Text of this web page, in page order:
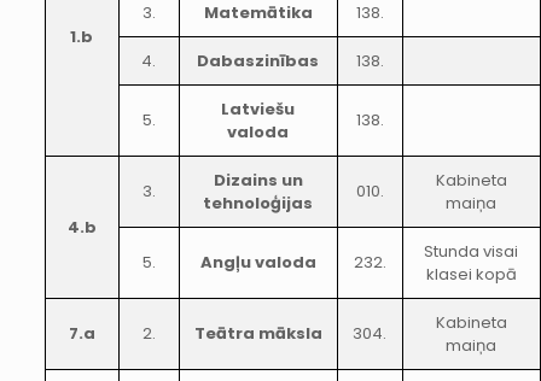
1.b
3. Matemātika 138.
4. Dabaszinības 138.
5.
Latviešu
valoda
138.
4.b
3.
Dizains un
tehnoloģijas
010.
Kabineta
maiņa
5. Angļu valoda 232.
Stunda visai
klasei kopā
7.a 2. Teātra māksla 304.
Kabineta
maiņa